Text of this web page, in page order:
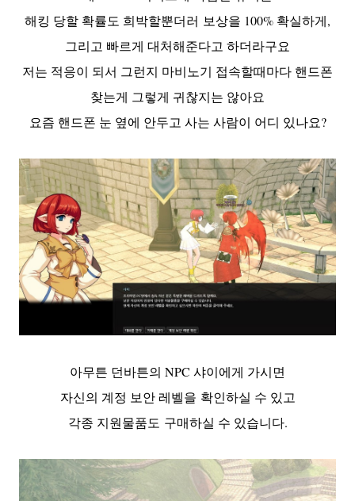
해킹 당할 확률도 희박할뿐더러 보상을 100% 확실하게,
그리고 빠르게 대처해준다고 하더라구요
저는 적응이 되서 그런지 마비노기 접속할때마다 핸드폰
찾는게 그렇게 귀찮지는 않아요
요즘 핸드폰 눈 옆에 안두고 사는 사람이 어디 있나요?
아무튼 던바튼의 NPC 샤이에게 가시면
자신의 계정 보안 레벨을 확인하실 수 있고
각종 지원물품도 구매하실 수 있습니다.